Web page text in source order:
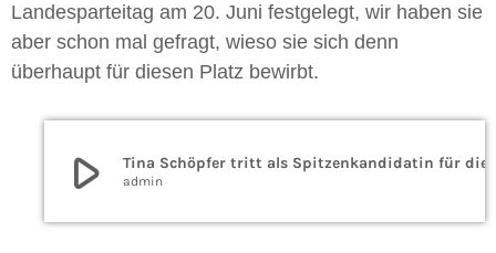
Landesparteitag am 20. Juni festgelegt, wir haben sie
aber schon mal gefragt, wieso sie sich denn
überhaupt für diesen Platz bewirbt.
play_arrow admin